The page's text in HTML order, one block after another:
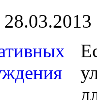
28.03.2013